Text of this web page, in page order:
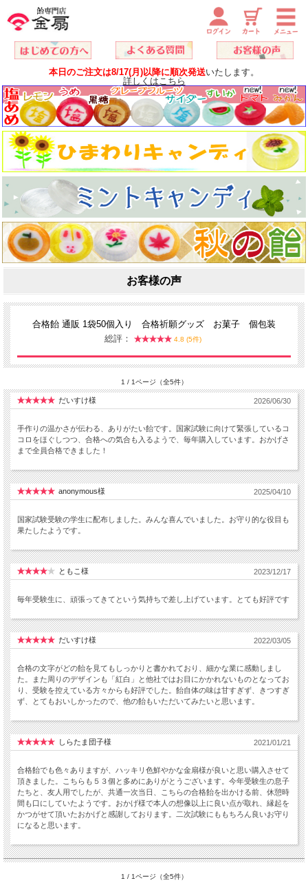
本日のご注文は8/17(月)以降に順次発送いたします。
詳しくはこちら
お客様の声
合格飴 通販 1袋50個入り 合格祈願グッズ お菓子 個包装
総評：
4.8 (5件)
1 / 1ページ（全5件）
だいすけ様 2026/06/30
手作りの温かさが伝わる、ありがたい飴です。国家試験に向けて緊張しているコ
コロをほぐしつつ、合格への気合も入るようで、毎年購入しています。おかげさ
まで全員合格できました！
anonymous様 2025/04/10
国家試験受験の学生に配布しました。みんな喜んでいました。お守り的な役目も
果たしたようです。
ともこ様 2023/12/17
毎年受験生に、頑張ってきてという気持ちで差し上げています。とても好評です
だいすけ様 2022/03/05
合格の文字がどの飴を見てもしっかりと書かれており、細かな業に感動しまし
た。また周りのデザインも「紅白」と他社ではお目にかかれないものとなってお
り、受験を控えている方々からも好評でした。飴自体の味は甘すぎず、きつすぎ
ず、とてもおいしかったので、他の飴もいただいてみたいと思います。
しらたま団子様 2021/01/21
合格飴でも色々ありますが、ハッキリ色鮮やかな金扇様が良いと思い購入させて
頂きました。こちらも５３個と多めにありがとうございます。今年受験生の息子
たちと、友人用でしたが、共通一次当日、こちらの合格飴を出かける前、休憩時
間も口にしていたようです。おかげ様で本人の想像以上に良い点が取れ、縁起を
かつがせて頂いたおかげと感謝しております。二次試験にももちろん良いお守り
になると思います。
1 / 1ページ（全5件）